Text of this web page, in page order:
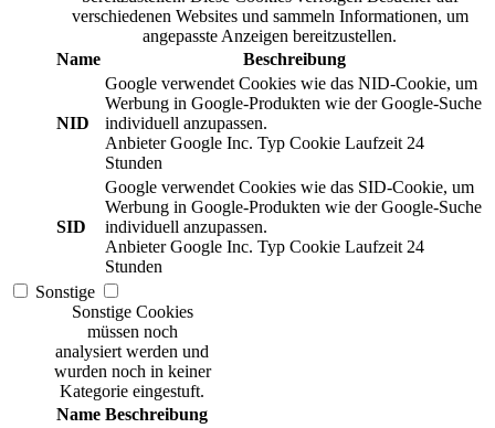
verschiedenen Websites und sammeln Informationen, um
angepasste Anzeigen bereitzustellen.
Name
Beschreibung
NID
Google verwendet Cookies wie das NID-Cookie, um
Werbung in Google-Produkten wie der Google-Suche
individuell anzupassen.
Anbieter Google Inc. Typ Cookie Laufzeit 24
Stunden
SID
Google verwendet Cookies wie das SID-Cookie, um
Werbung in Google-Produkten wie der Google-Suche
individuell anzupassen.
Anbieter Google Inc. Typ Cookie Laufzeit 24
Stunden
Sonstige
Sonstige Cookies
müssen noch
analysiert werden und
wurden noch in keiner
Kategorie eingestuft.
Name Beschreibung